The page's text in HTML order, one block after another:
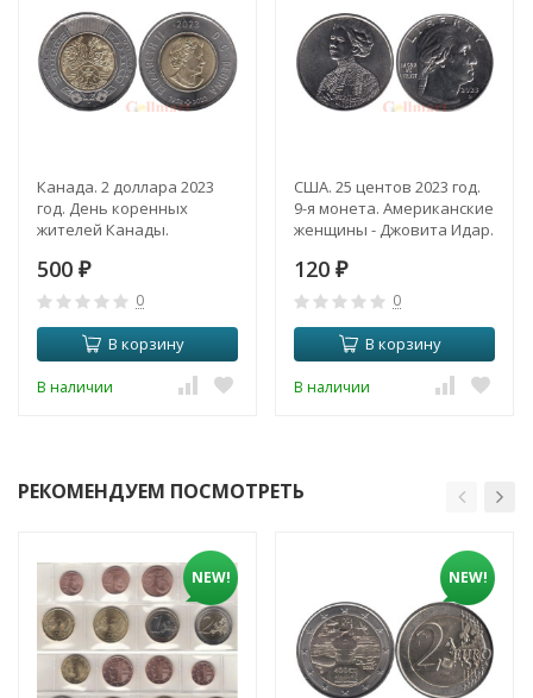
Канада. 2 доллара 2023
год. День коренных
жителей Канады.
500 ₽
0
В корзину
В наличии
США. 25 центов 2023 год.
9-я монета. Американские
женщины - Джовита Идар.
120 ₽
0
В корзину
В наличии
РЕКОМЕНДУЕМ ПОСМОТРЕТЬ
NEW! NEW!